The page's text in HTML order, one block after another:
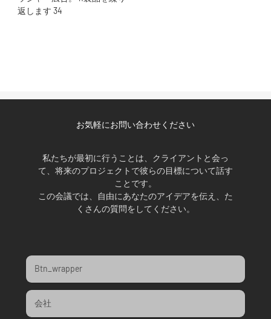
お気軽にお問い合わせください
私たちが最初に行うことは、クライアントと会っ
て、将来のプロジェクトで彼らの目標について話す
ことです。
この会議では、自由にあなたのアイデアを伝え、た
くさんの質問をしてください。
Btn_wrapper
会社